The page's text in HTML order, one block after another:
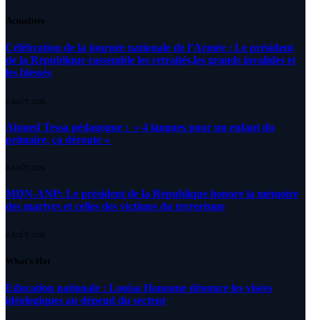
Actualités
Célébration de la journée nationale de l’Armée : Le président
de la République rassemble les retraités,les grands invalides et
les blessés
5 AOÛT 2026
Ahmed Tessa pédagogue : » 4 langues pour un enfant du
primaire, ça déroute «
4 AOÛT 2026
MDN-ANP: Le président de la République honore la mémoire
des martyrs et celles des victimes du terrorisme
4 AOÛT 2026
What's Hot
Education nationale : Louisa Hanoune dénonce les visées
idéologiques au dépend du secteur